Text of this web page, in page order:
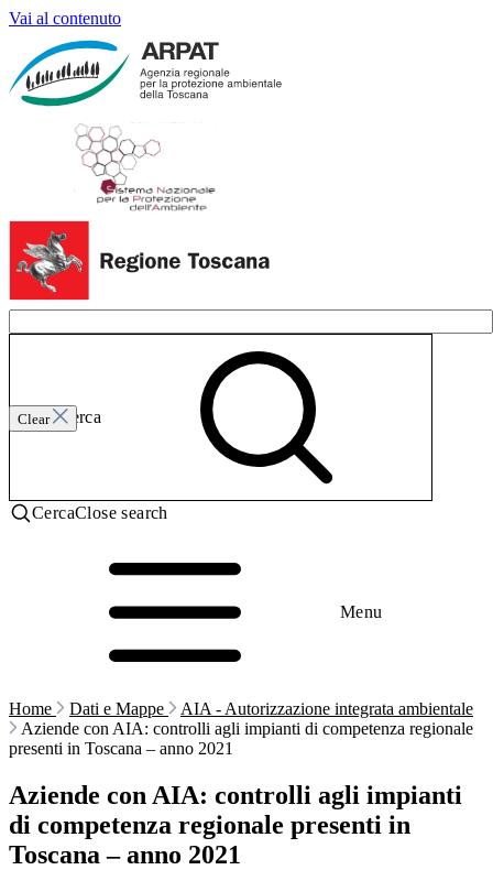
Vai al contenuto
Clear
Invia ricerca
CercaClose search
Menu
Home Dati e Mappe
AIA - Autorizzazione integrata ambientale
Aziende con AIA: controlli agli impianti di competenza regionale
presenti in Toscana – anno 2021
Aziende con AIA: controlli agli impianti
di competenza regionale presenti in
Toscana – anno 2021